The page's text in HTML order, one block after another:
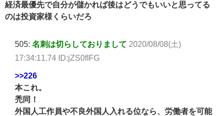
経済最優先で自分が儲かれば後はどうでもいいと思ってる
のは投資家様くらいだろ
505: 名刺は切らしておりまして 2020/08/08(土)
17:34:11.74 ID:jZS0fIFG
>>226
本これ。
禿同！
外国人工作員や不良外国人入れる位なら、労働者を可能